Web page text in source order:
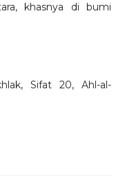
khasnya di bumi
Sifat 20, Ahl-al-